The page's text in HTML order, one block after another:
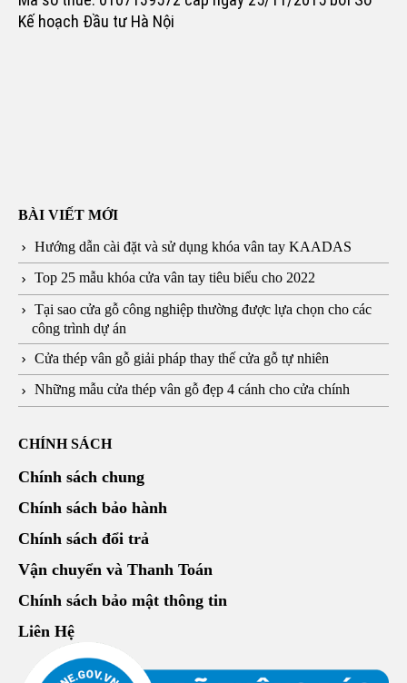
Kế hoạch Đầu tư Hà Nội
công trình dự án
Cửa thép vân gỗ giải pháp thay thế cửa gỗ tự nhiên
Những mẫu cửa thép vân gỗ đẹp 4 cánh cho cửa chính
CHÍNH SÁCH
Chính sách chung
Chính sách bảo hành
Chính sách bảo mật thông tin
Liên Hệ